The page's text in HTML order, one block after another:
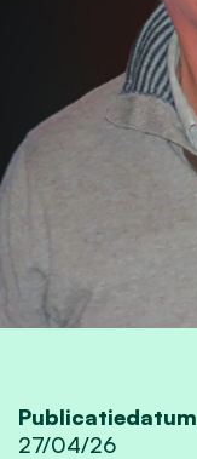
Publicatiedatum
27/04/26